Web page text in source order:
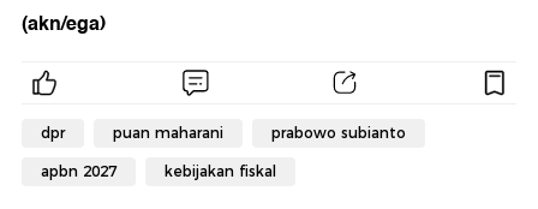
(akn/ega)
dpr puan maharani prabowo subianto
apbn 2027 kebijakan fiskal